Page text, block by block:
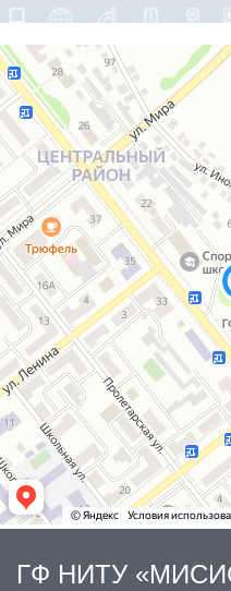
ГФ НИТУ